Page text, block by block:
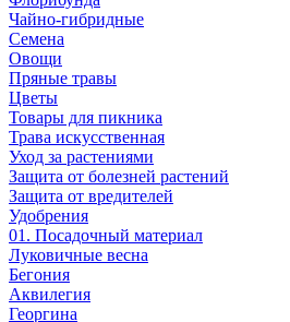
Чайно-гибридные
Семена
Овощи
Пряные травы
Цветы
Товары для пикника
Трава искусственная
Уход за растениями
Защита от болезней растений
Защита от вредителей
Удобрения
01. Посадочный материал
Луковичные весна
Бегония
Аквилегия
Георгина